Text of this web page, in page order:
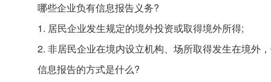
哪些企业负有信息报告义务?
1. 居民企业发生规定的境外投资或取得境外所得;
2. 非居民企业在境内设立机构、场所取得发生在境外
信息报告的方式是什么?